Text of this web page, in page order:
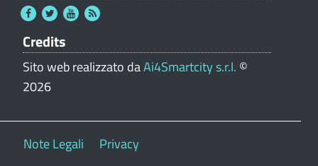
Credits
Sito web realizzato daAi4Smartcity s.r.l. ©
2026
Note Legali Privacy